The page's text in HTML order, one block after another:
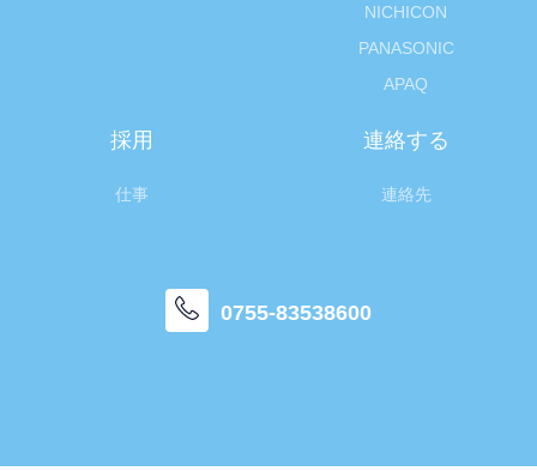
NICHICON
PANASONIC
APAQ
採用
仕事
連絡する
連絡先
0755-83538600